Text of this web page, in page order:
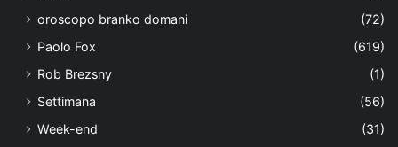
oroscopo branko domani
(72)
Paolo Fox
(619)
Rob Brezsny
(1)
Settimana
(56)
Week-end
(31)